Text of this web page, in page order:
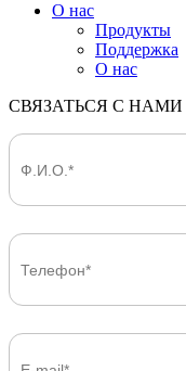
О нас
Продукты
Поддержка
О нас
СВЯЗАТЬСЯ С НАМИ